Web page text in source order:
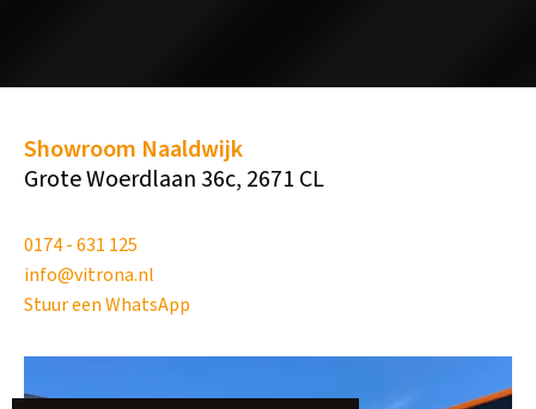
Showroom Naaldwijk
Grote Woerdlaan 36c, 2671 CL
0174 - 631 125
info@vitrona.nl
Stuur een WhatsApp